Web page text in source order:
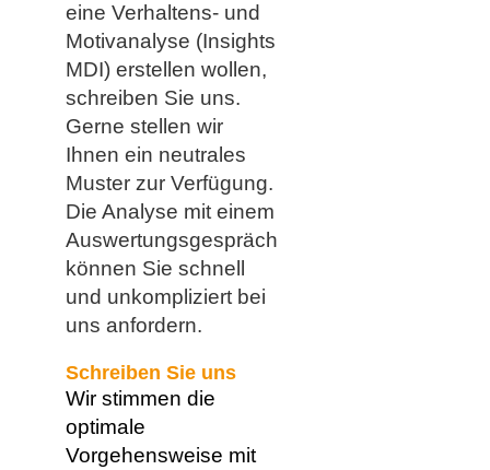
eine Verhaltens- und
Motivanalyse (Insights
MDI) erstellen wollen,
schreiben Sie uns.
Gerne stellen wir
Ihnen ein neutrales
Muster zur Verfügung.
Die Analyse mit einem
Auswertungsgespräch
können Sie schnell
und unkompliziert bei
uns anfordern.
Schreiben Sie uns
Wir stimmen die
optimale
Vorgehensweise mit